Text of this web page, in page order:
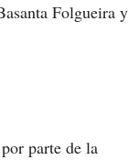
Folgueira y
parte de la